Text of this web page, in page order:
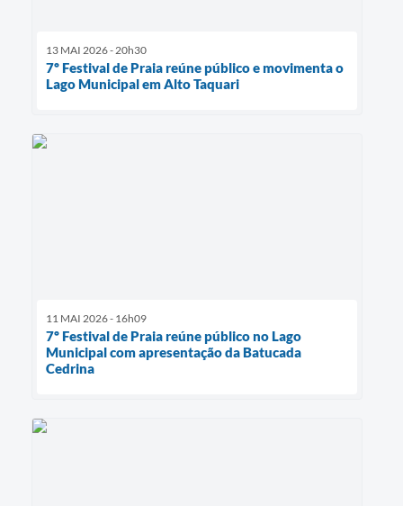
13 MAI 2026 - 20h30
7º Festival de Praia reúne público e movimenta o
Lago Municipal em Alto Taquari
11 MAI 2026 - 16h09
7º Festival de Praia reúne público no Lago
Municipal com apresentação da Batucada
Cedrina